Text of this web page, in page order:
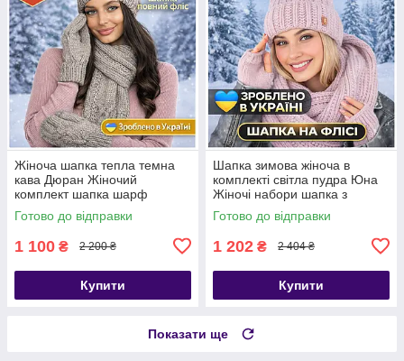
Жіноча шапка тепла темна
кава Дюран Жіночий
комплект шапка шарф
рукавиці
Готово до відправки
1 100 ₴ 2 200 ₴
Купити
Шапка зимова жіноча в
комплекті світла пудра Юна
Жіночі набори шапка з
шарфом
Готово до відправки
1 202 ₴ 2 404 ₴
Купити
Показати ще